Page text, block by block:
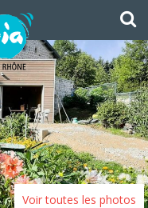
Voir toutes les photos